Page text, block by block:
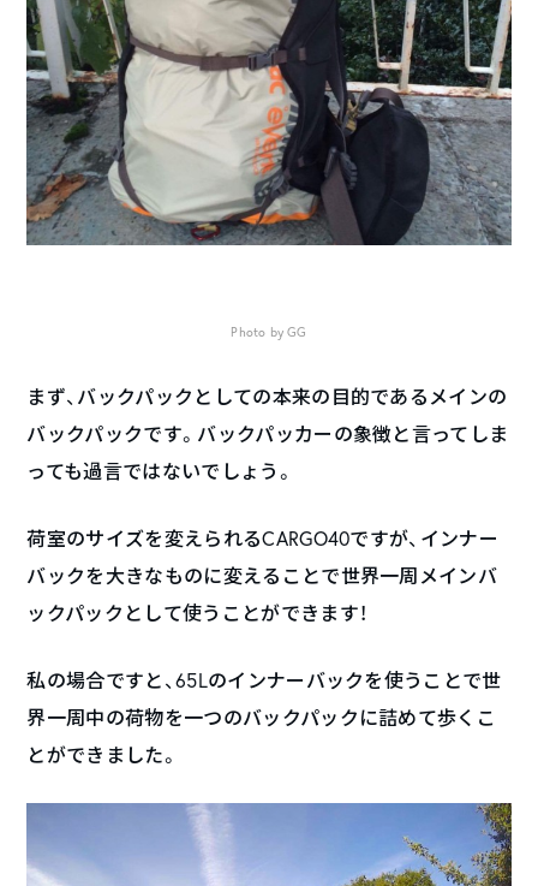
Photo by GG
まず、バックパックとしての本来の目的であるメインの
バックパックです。バックパッカーの象徴と言ってしま
っても過言ではないでしょう。
荷室のサイズを変えられるCARGO40ですが、インナー
バックを大きなものに変えることで世界一周メインバ
ックパックとして使うことができます！
私の場合ですと、65Lのインナーバックを使うことで世
界一周中の荷物を一つのバックパックに詰めて歩くこ
とができました。